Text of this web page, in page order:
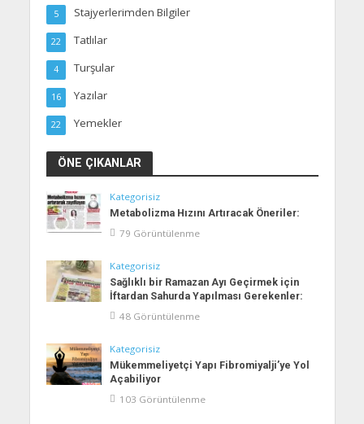
Stajyerlerimden Bilgiler
5
Tatlılar
22
Turşular
4
Yazılar
16
Yemekler
22
ÖNE ÇIKANLAR
Kategorisiz
Metabolizma Hızını Artıracak Öneriler:
79 Görüntülenme
Kategorisiz
Sağlıklı bir Ramazan Ayı Geçirmek için
İftardan Sahurda Yapılması Gerekenler:
48 Görüntülenme
Kategorisiz
Mükemmeliyetçi Yapı Fibromiyalji’ye Yol
Açabiliyor
103 Görüntülenme